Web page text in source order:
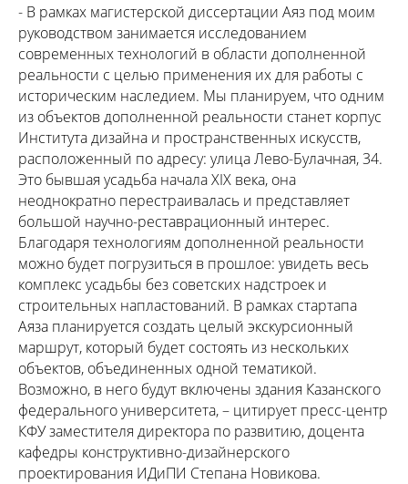
- В рамках магистерской диссертации Аяз под моим
руководством занимается исследованием
современных технологий в области дополненной
реальности с целью применения их для работы с
историческим наследием. Мы планируем, что одним
из объектов дополненной реальности станет корпус
Института дизайна и пространственных искусств,
расположенный по адресу: улица Лево-Булачная, 34.
Это бывшая усадьба начала ХIХ века, она
неоднократно перестраивалась и представляет
большой научно-реставрационный интерес.
Благодаря технологиям дополненной реальности
можно будет погрузиться в прошлое: увидеть весь
комплекс усадьбы без советских надстроек и
строительных напластований. В рамках стартапа
Аяза планируется создать целый экскурсионный
маршрут, который будет состоять из нескольких
объектов, объединенных одной тематикой.
Возможно, в него будут включены здания Казанского
федерального университета, – цитирует пресс-центр
КФУ заместителя директора по развитию, доцента
кафедры конструктивно-дизайнерского
проектирования ИДиПИ Степана Новикова.